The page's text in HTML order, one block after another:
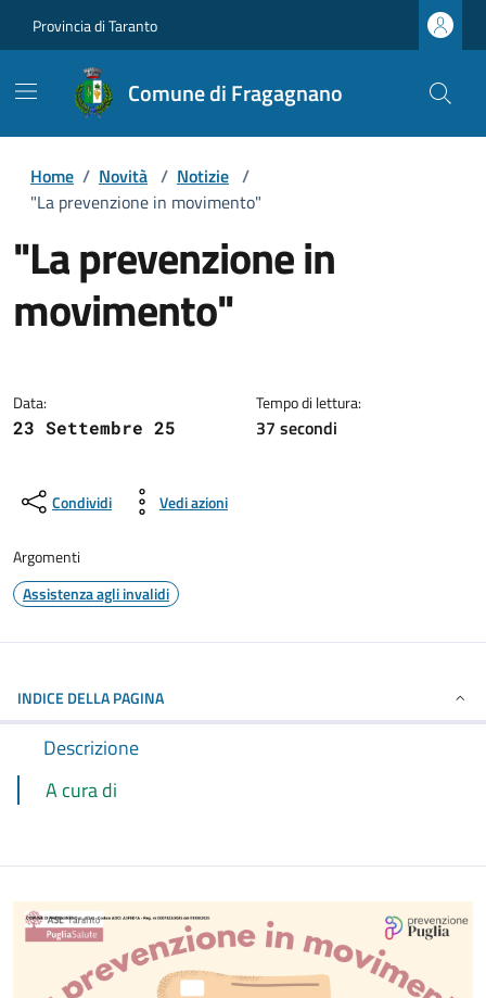
Provincia di Taranto
Comune di Fragagnano
Home / Novità / Notizie /
"La prevenzione in movimento"
"La prevenzione in
movimento"
Data:
23 Settembre 25
Tempo di lettura:
37 secondi
Condividi Vedi azioni
Argomenti
Assistenza agli invalidi
INDICE DELLA PAGINA
Descrizione
A cura di